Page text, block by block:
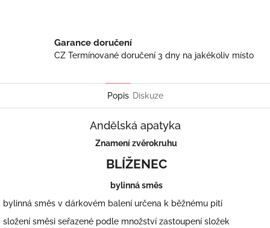
Garance doručení
CZ Termínované doručení 3 dny na jakékoliv místo
Popis Diskuze
Andělská apatyka
Znamení zvěrokruhu
BLÍŽENEC
bylinná směs
bylinná směs v dárkovém balení určena k běžnému pití
složení směsi seřazené podle množství zastoupení složek